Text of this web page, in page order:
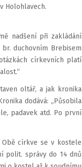
Holohlavech.
nadšení při zakládání
duchovním Brebisem
církevních platí
oltář, a jak kronika
dodává: „Působila
padavek atd. Po první
církve se v kostele
polit. správy do 14 dnů